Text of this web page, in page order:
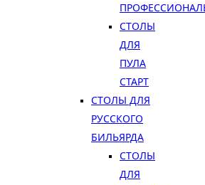
СТОЛЫ
ДЛЯ
ПУЛА
СТАРТ
СТОЛЫ ДЛЯ
РУССКОГО
БИЛЬЯРДА
СТОЛЫ
ДЛЯ